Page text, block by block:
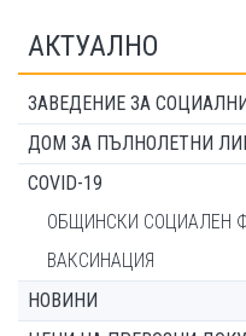
АКТУАЛНО
ЗАВЕДЕНИЕ ЗА
ДОМ ЗА ПЪЛНОЛЕТНИ
COVID-19
ОБЩИНСКИ СОЦИАЛЕН
ВАКСИНАЦИЯ
НОВИНИ